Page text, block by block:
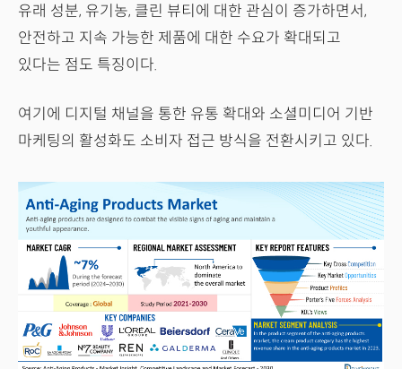
유래 성분, 유기농, 클린 뷰티에 대한 관심이 증가하면서,
안전하고 지속 가능한 제품에 대한 수요가 확대되고
있다는 점도 특징이다.
여기에 디지털 채널을 통한 유통 확대와 소셜미디어 기반
마케팅의 활성화도 소비자 접근 방식을 전환시키고 있다.